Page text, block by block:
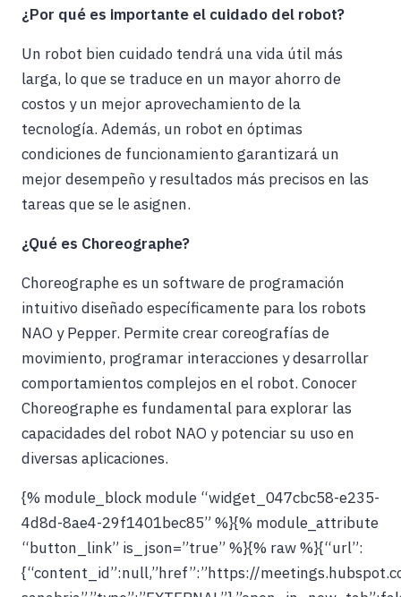
¿Por qué es importante el cuidado del robot?
Un robot bien cuidado tendrá una vida útil más
larga, lo que se traduce en un mayor ahorro de
costos y un mejor aprovechamiento de la
tecnología. Además, un robot en óptimas
condiciones de funcionamiento garantizará un
mejor desempeño y resultados más precisos en las
tareas que se le asignen.
¿Qué es Choreographe?
Choreographe es un software de programación
intuitivo diseñado específicamente para los robots
NAO y Pepper. Permite crear coreografías de
movimiento, programar interacciones y desarrollar
comportamientos complejos en el robot. Conocer
Choreographe es fundamental para explorar las
capacidades del robot NAO y potenciar su uso en
diversas aplicaciones.
{% module_block module “widget_047cbc58-e235-
4d8d-8ae4-29f1401bec85” %}{% module_attribute
“button_link” is_json=”true” %}{% raw %}{“url”:
{“content_id”:null,”href”:”https://